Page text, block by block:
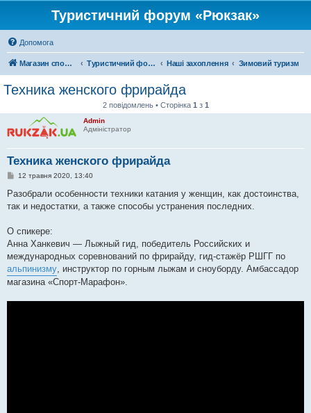
Туристичний форум «Рюкзак»
Допомога
Магазин спорядження Туристичний форум «Рюкзак» Наші захоплення Зимовий туризм
Техника женского фрирайда
2 повідомлень • Сторінка 1 з 1
Admin
Адміністратор
Техника женского фрирайда
П
в
д
л
е
н
я
12 травня 2020, 13:40
Разобрали особенности техники катания у женщин, как достоинства,
так и недостатки, а также способы устранения последних.
О спикере:
Анна Ханкевич — Лыжный гид, победитель Российских и
международных соревнований по фрирайду, гид-стажёр РШГГ по
альпинизму, инструктор по горным лыжам и сноуборду. Амбассадор
магазина «Спорт-Марафон».